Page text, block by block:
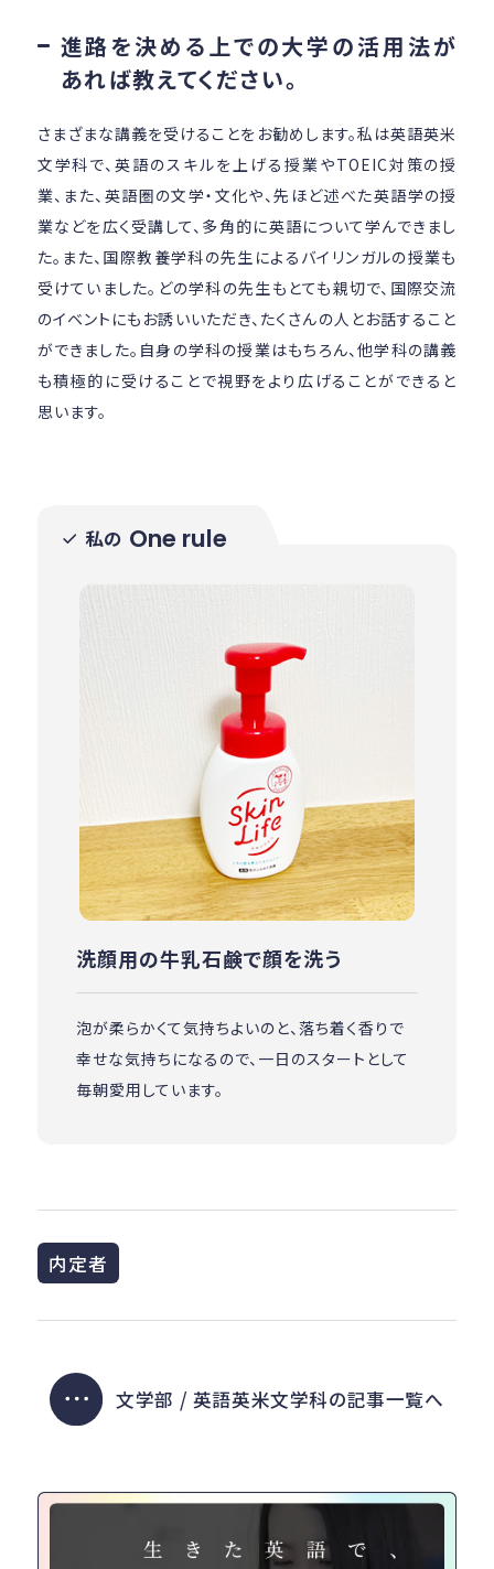
進路を決める上での大学の活用法が
あれば教えてください。
さまざまな講義を受けることをお勧めします。私は英語英米
文学科で、英語のスキルを上げる授業やTOEIC対策の授
業、また、英語圏の文学・文化や、先ほど述べた英語学の授
業などを広く受講して、多角的に英語について学んできまし
た。また、国際教養学科の先生によるバイリンガルの授業も
受けていました。どの学科の先生もとても親切で、国際交流
のイベントにもお誘いいただき、たくさんの人とお話すること
ができました。自身の学科の授業はもちろん、他学科の講義
も積極的に受けることで視野をより広げることができると
思います。
私の One rule
洗顔用の牛乳石鹸で顔を洗う
泡が柔らかくて気持ちよいのと、落ち着く香りで
幸せな気持ちになるので、一日のスタートとして
毎朝愛用しています。
内定者
文学部 / 英語英米文学科の記事一覧へ